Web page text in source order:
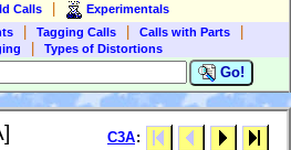
Calls
Experimentals
Tagging Calls Calls with Parts
Types of Distortions
Go!
C3A: